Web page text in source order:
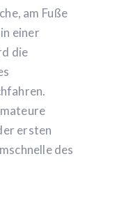
am Fuße
einer
die
ersten
des